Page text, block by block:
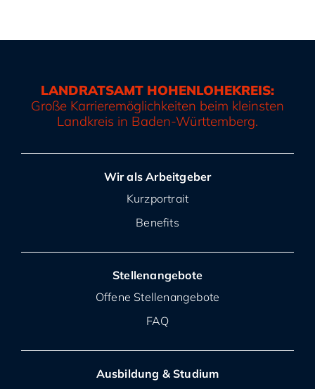
LANDRATSAMT HOHENLOHEKREIS:
Große Karrieremöglichkeiten beim kleinsten
Landkreis in Baden-Württemberg.
Wir als Arbeitgeber
Kurzportrait
Benefits
Stellenangebote
Offene Stellenangebote
FAQ
Ausbildung & Studium